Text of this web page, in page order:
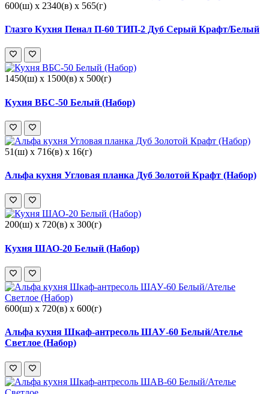
600(ш) x 2340(в) x 565(г)
Глазго Кухня Пенал П-60 ТИП-2 Дуб Серый Крафт/Белый
1450(ш) x 1500(в) x 500(г)
Кухня ВБС-50 Белый (Набор)
51(ш) x 716(в) x 16(г)
Альфа кухня Угловая планка Дуб Золотой Крафт (Набор)
200(ш) x 720(в) x 300(г)
Кухня ШАО-20 Белый (Набор)
600(ш) x 720(в) x 600(г)
Альфа кухня Шкаф-антресоль ШАУ-60 Белый/Ателье
Светлое (Набор)